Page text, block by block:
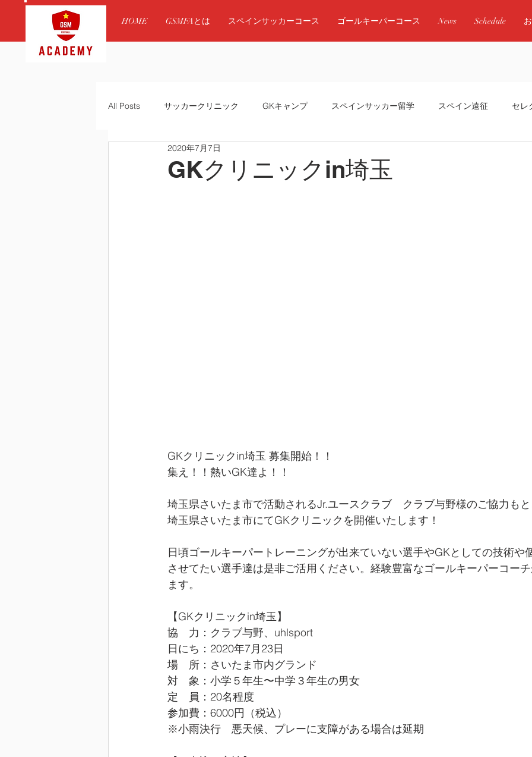
HOME GSMFAとは スペインサッカーコース ゴールキーパーコース News Schedule
All Posts サッカークリニック GKキャンプ スペインサッカー留学 スペイン遠征 セレ
体験のお知らせ レアルソシエダ
GKクリニックin埼玉
2020年7月7日
GKクリニックin埼玉 募集開始！！
集え！！熱いGK達よ！！
埼玉県さいたま市で活動されるJr.ユースクラブ　クラブ与野様のご協力も
埼玉県さいたま市にてGKクリニックを開催いたします！
日頃ゴールキーパートレーニングが出来ていない選手やGKとしての技術や
させてたい選手達は是非ご活用ください。経験豊富なゴールキーパーコー
ます。
【GKクリニックin埼玉】
協　力：クラブ与野、uhlsport
日にち：2020年7月23日
場　所：さいたま市内グランド
対　象：小学５年生〜中学３年生の男女
定　員：20名程度
参加費：6000円（税込）
※小雨決行　悪天候、プレーに支障がある場合は延期